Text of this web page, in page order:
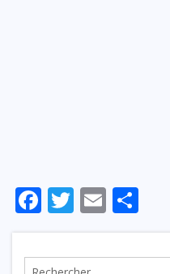
Facebook
Twitter
Email
Rechercher :